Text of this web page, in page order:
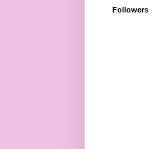
Followers